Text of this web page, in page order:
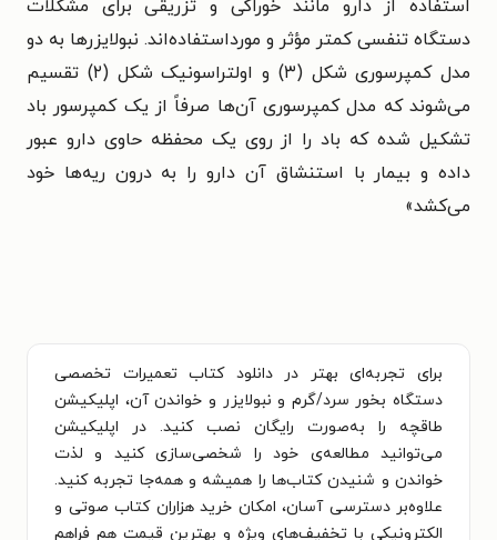
استفاده از دارو مانند خوراکی و تزریقی برای مشکلات
دستگاه تنفسی کمتر مؤثر و مورداستفاده‌اند. نبولایزرها به دو
مدل کمپرسوری شکل (۳) و اولتراسونیک شکل (۲) تقسیم
می‌شوند که مدل کمپرسوری آن‌ها صرفاً از یک کمپرسور باد
تشکیل شده که باد را از روی یک محفظه حاوی دارو عبور
داده و بیمار با استنشاق آن دارو را به درون ریه‌ها خود
می‌کشد»
برای تجربه‌ای بهتر در دانلود کتاب تعمیرات تخصصی
دستگاه بخور سرد/گرم و نبولایزر و خواندن آن، اپلیکیشن
طاقچه را به‌صورت رایگان نصب کنید. در اپلیکیشن
می‌توانید مطالعه‌ی خود را شخصی‌سازی کنید و لذت
خواندن و شنیدن کتاب‌ها را همیشه و همه‌جا تجربه کنید.
علاوه‌بر دسترسی آسان، امکان خرید هزاران کتاب صوتی و
الکترونیکی با تخفیف‌های ویژه و بهترین قیمت هم فراهم